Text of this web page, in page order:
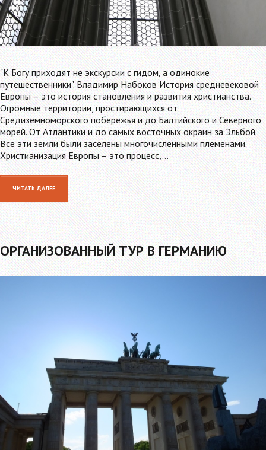
"К Богу приходят не экскурсии с гидом, а одинокие
путешественники". Владимир Набоков История средневековой
Европы – это история становления и развития христианства.
Огромные территории, простирающихся от
Средиземноморского побережья и до Балтийского и Северного
морей. От Атлантики и до самых восточных окраин за Эльбой.
Все эти земли были заселены многочисленными племенами.
Христианизация Европы – это процесс,…
ЧИТАТЬ ДАЛЕЕ
ОРГАНИЗОВАННЫЙ ТУР В ГЕРМАНИЮ